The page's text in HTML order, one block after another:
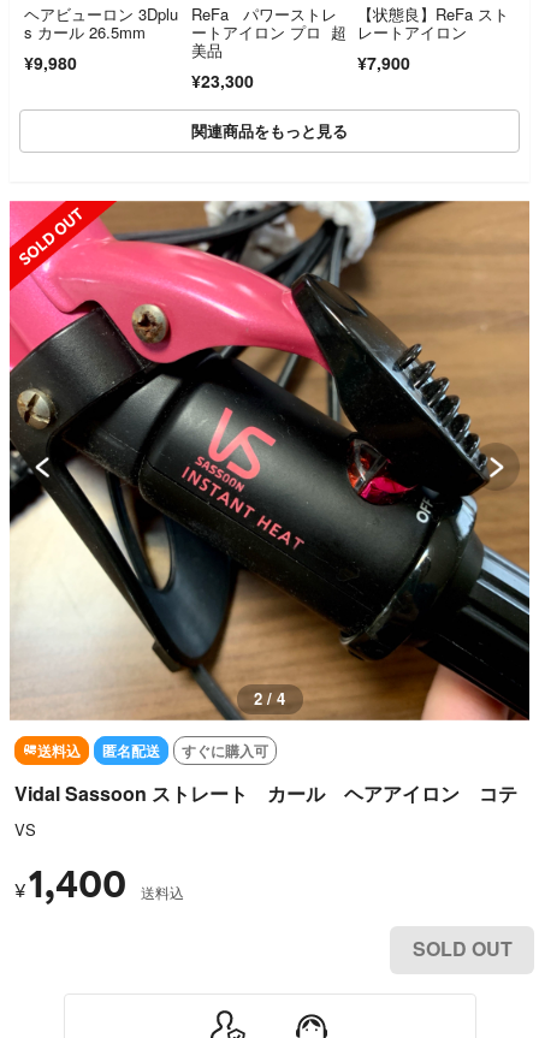
ヘアビューロン 3Dplu
s カール 26.5mm
¥9,980
ReFa パワーストレ
ートアイロン プロ 超
美品
¥23,300
【状態良】ReFa スト
レートアイロン
¥7,900
関連商品をもっと見る
SOLD OUT
2 / 4
送料込 匿名配送 すぐに購入可
Vidal Sassoon ストレート カール ヘアアイロン コテ
VS
¥1,400 送料込
SOLD OUT